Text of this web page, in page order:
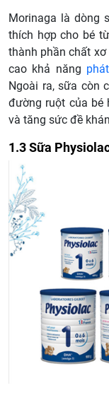
Morinaga là dòng
thích hợp cho bé
thành phần chất
cao khả năng
Ngoài ra, sữa còn
đường ruột của bé
và tăng sức đề
1.3 Sữa